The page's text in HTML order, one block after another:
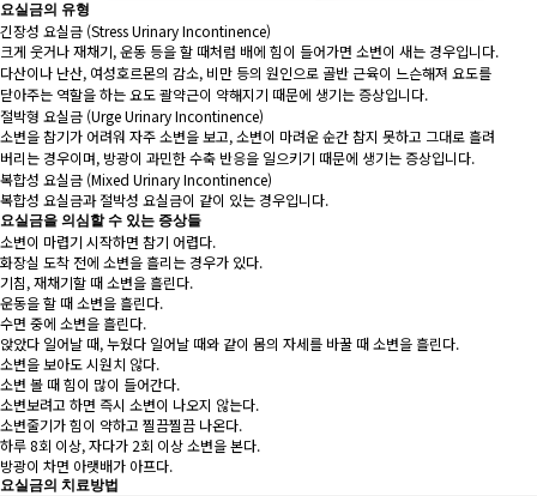
요실금의 유형
긴장성 요실금 (Stress Urinary Incontinence)
크게 웃거나 재채기, 운동 등을 할 때처럼 배에 힘이 들어가면 소변이 새는 경우입니다.
다산이나 난산, 여성호르몬의 감소, 비만 등의 원인으로 골반 근육이 느슨해져 요도를
닫아주는 역할을 하는 요도 괄약근이 약해지기 때문에 생기는 증상입니다.
절박형 요실금 (Urge Urinary Incontinence)
소변을 참기가 어려워 자주 소변을 보고, 소변이 마려운 순간 참지 못하고 그대로 흘려
버리는 경우이며, 방광이 과민한 수축 반응을 일으키기 때문에 생기는 증상입니다.
복합성 요실금 (Mixed Urinary Incontinence)
복합성 요실금과 절박성 요실금이 같이 있는 경우입니다.
요실금을 의심할 수 있는 증상들
소변이 마렵기 시작하면 참기 어렵다.
화장실 도착 전에 소변을 흘리는 경우가 있다.
기침, 재채기할 때 소변을 흘린다.
운동을 할 때 소변을 흘린다.
수면 중에 소변을 흘린다.
앉았다 일어날 때, 누웠다 일어날 때와 같이 몸의 자세를 바꿀 때 소변을 흘린다.
소변을 보아도 시원치 않다.
소변 볼 때 힘이 많이 들어간다.
소변보려고 하면 즉시 소변이 나오지 않는다.
소변줄기가 힘이 약하고 찔끔찔끔 나온다.
하루 8회 이상, 자다가 2회 이상 소변을 본다.
방광이 차면 아랫배가 아프다.
요실금의 치료방법